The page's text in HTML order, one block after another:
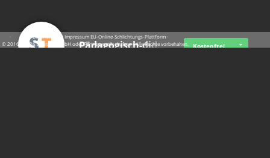
Pädagogisch-did… Kostenfrei
· · ·Datenschutz ·Impressum EU-Online-Schlichtungs-Plattform·
© 2016 - 2026 SupraTix GmbH oder Partnergesellschaften - Alle Rechte vorbehalten.